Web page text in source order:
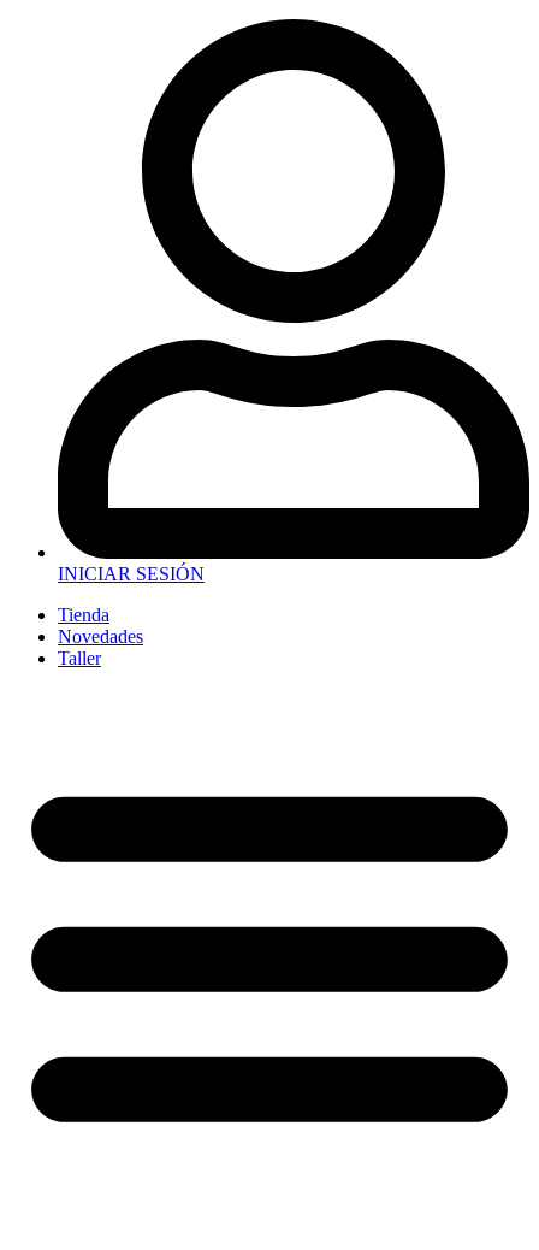
INICIAR SESIÓN
Tienda
Novedades
Taller